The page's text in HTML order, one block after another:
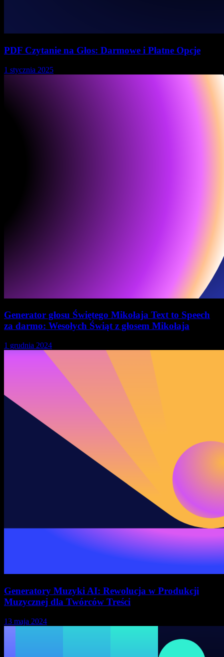
PDF Czytanie na Głos: Darmowe i Płatne Opcje
1 stycznia 2025
Generator głosu Świętego Mikołaja Text to Speech
za darmo: Wesołych Świąt z głosem Mikołaja
1 grudnia 2024
Generatory Muzyki AI: Rewolucja w Produkcji
Muzycznej dla Twórców Treści
13 maja 2024